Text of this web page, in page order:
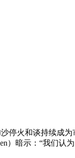
停火和谈持续成
）暗示：“我们认